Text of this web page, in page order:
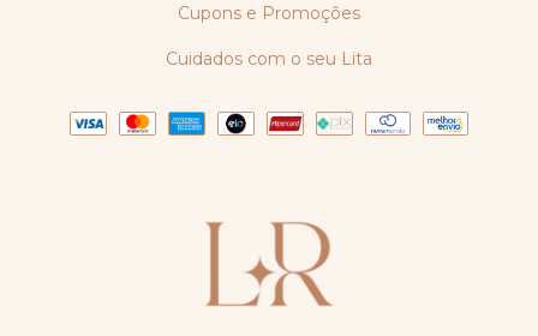
Cupons e Promoções
Cuidados com o seu Lita